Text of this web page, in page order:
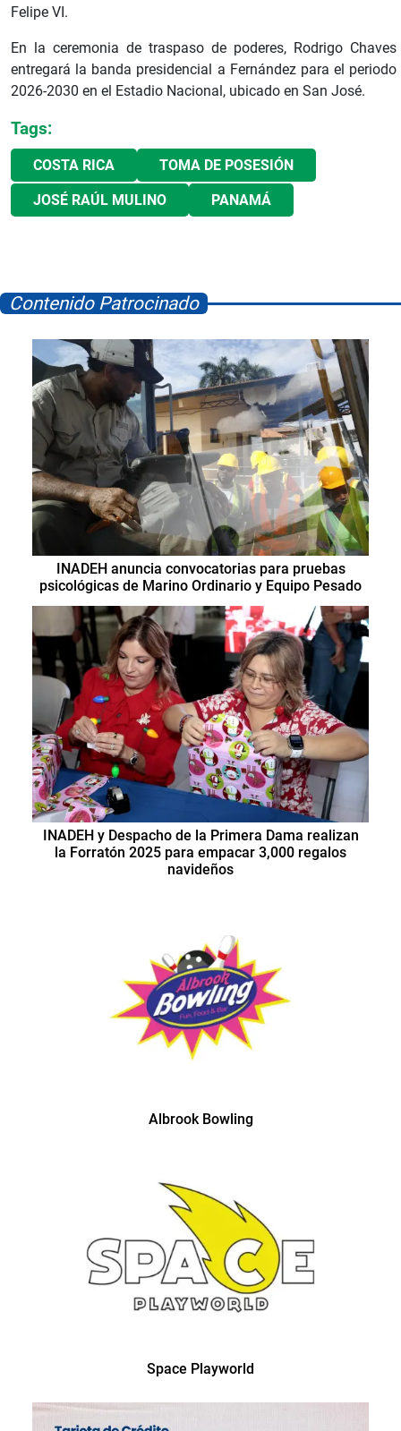
Felipe VI.
En la ceremonia de traspaso de poderes, Rodrigo Chaves
entregará la banda presidencial a Fernández para el periodo
2026-2030 en el Estadio Nacional, ubicado en San José.
Tags:
COSTA RICA TOMA DE POSESIÓN
JOSÉ RAÚL MULINO PANAMÁ
Contenido Patrocinado
INADEH anuncia convocatorias para pruebas
psicológicas de Marino Ordinario y Equipo Pesado
INADEH y Despacho de la Primera Dama realizan
la Forratón 2025 para empacar 3,000 regalos
navideños
Albrook Bowling
Space Playworld